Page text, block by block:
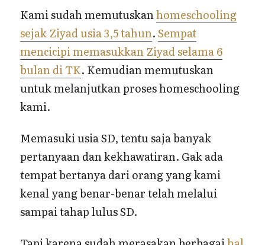
Kami sudah memutuskanhomeschooling
sejak Ziyad usia 3,5 tahun.Sempat
mencicipi memasukkan Ziyad selama 6
bulan di TK. Kemudian memutuskan
untuk melanjutkan proses homeschooling
kami.
Memasuki usia SD, tentu saja banyak
pertanyaan dan kekhawatiran. Gak ada
tempat bertanya dari orang yang kami
kenal yang benar-benar telah melalui
sampai tahap lulus SD.